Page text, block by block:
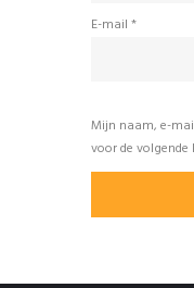
E-mail *
Mijn naam, e-
voor de